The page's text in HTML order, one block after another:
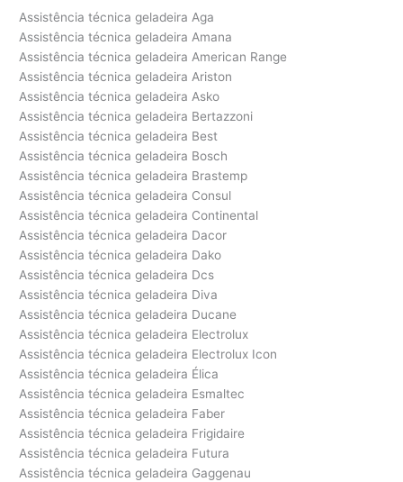
Assistência técnica geladeira Aga
Assistência técnica geladeira Amana
Assistência técnica geladeira American Range
Assistência técnica geladeira Ariston
Assistência técnica geladeira Asko
Assistência técnica geladeira Bertazzoni
Assistência técnica geladeira Best
Assistência técnica geladeira Bosch
Assistência técnica geladeira Brastemp
Assistência técnica geladeira Consul
Assistência técnica geladeira Continental
Assistência técnica geladeira Dacor
Assistência técnica geladeira Dako
Assistência técnica geladeira Dcs
Assistência técnica geladeira Diva
Assistência técnica geladeira Ducane
Assistência técnica geladeira Electrolux
Assistência técnica geladeira Electrolux Icon
Assistência técnica geladeira Élica
Assistência técnica geladeira Esmaltec
Assistência técnica geladeira Faber
Assistência técnica geladeira Frigidaire
Assistência técnica geladeira Futura
Assistência técnica geladeira Gaggenau